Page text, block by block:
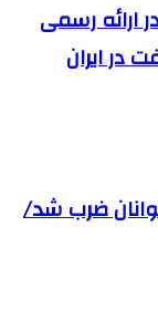
ارائه رسمی
در ایران
ضرب شد/